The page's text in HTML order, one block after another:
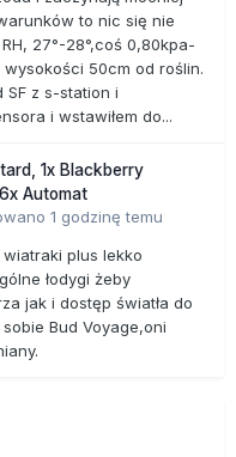
to nic się nie
27°-28°,coś 0,80kpa-
50cm od roślin.
SF z s-station i
i wstawiłem do...
1x Blackberry
Automat
1 godzinę temu
plus lekko
łodygi żeby
jak i dostęp światła do
Bud Voyage,oni